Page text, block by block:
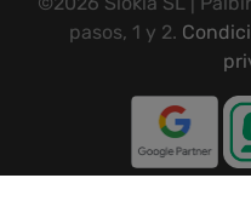
pasos, 1 y 2.